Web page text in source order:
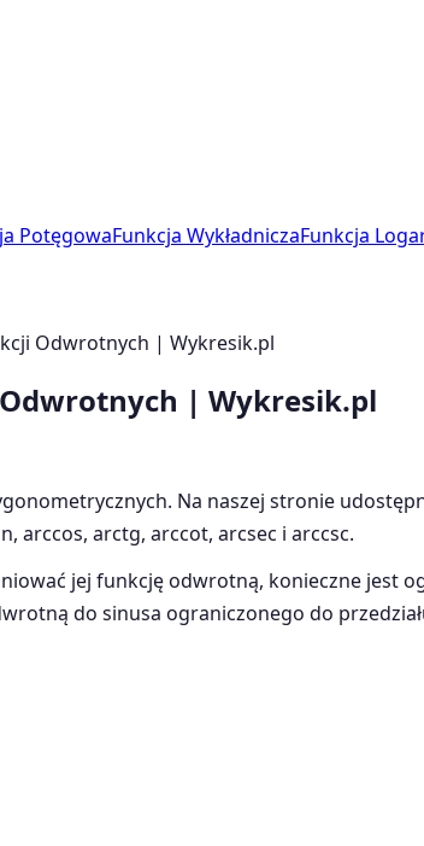
PotęgowaFunkcja WykładniczaFunkcja
Odwrotnych | Wykresik.pl
| Wykresik.pl
Na naszej stronie
arccos, arctg, arccot, arcsec i arccsc.
jej funkcję odwrotną, konieczne jest
do sinusa ograniczonego do